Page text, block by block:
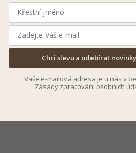
Chci slevu a odebírat novinky
Vaše e-mailová adresa je u nás v
Zásady zpracování osobních